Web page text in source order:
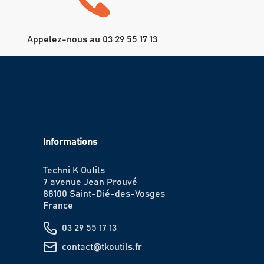
Appelez-nous au 03 29 55 17 13
Informations
Techni K Outils
7 avenue Jean Prouvé
88100 Saint-Dié-des-Vosges
France
03 29 55 17 13
contact@tkoutils.fr